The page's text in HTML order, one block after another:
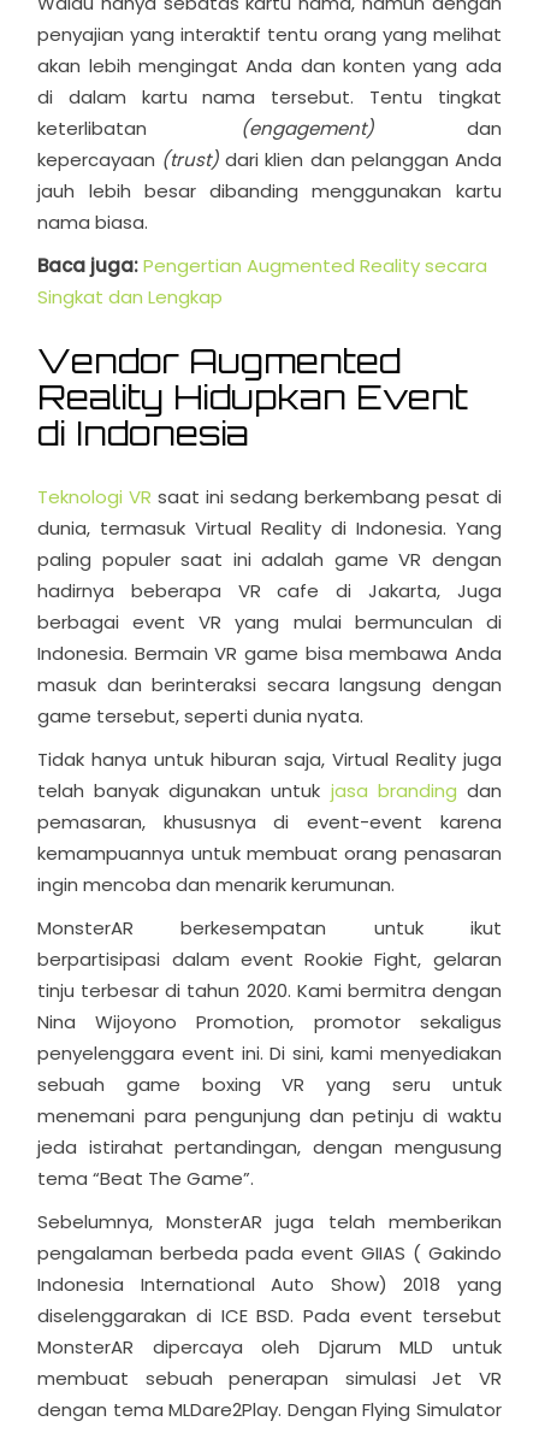
penyajian yang interaktif tentu orang yang melihat
akan lebih mengingat Anda dan konten yang ada
di dalam kartu nama tersebut. Tentu tingkat
keterlibatan
(engagement) dan
kepercayaan (trust)dari klien dan pelanggan Anda
jauh lebih besar dibanding menggunakan kartu
nama biasa.
Baca juga:Pengertian Augmented Reality secara
Singkat dan Lengkap
Vendor Augmented
Reality Hidupkan Event
di Indonesia
Teknologi VR saat ini sedang berkembang pesat di
dunia, termasuk Virtual Reality di Indonesia. Yang
paling populer saat ini adalah game VR dengan
hadirnya beberapa VR cafe di Jakarta, Juga
berbagai event VR yang mulai bermunculan di
Indonesia. Bermain VR game bisa membawa Anda
masuk dan berinteraksi secara langsung dengan
game tersebut, seperti dunia nyata.
Tidak hanya untuk hiburan saja, Virtual Reality juga
telah banyak digunakan untuk jasa branding dan
pemasaran, khususnya di event-event karena
kemampuannya untuk membuat orang penasaran
ingin mencoba dan menarik kerumunan.
MonsterAR berkesempatan untuk ikut
berpartisipasi dalam event Rookie Fight, gelaran
tinju terbesar di tahun 2020. Kami bermitra dengan
Nina Wijoyono Promotion, promotor sekaligus
penyelenggara event ini. Di sini, kami menyediakan
sebuah game boxing VR yang seru untuk
menemani para pengunjung dan petinju di waktu
jeda istirahat pertandingan, dengan mengusung
tema “Beat The Game”.
Sebelumnya, MonsterAR juga telah memberikan
pengalaman berbeda pada event GIIAS ( Gakindo
Indonesia International Auto Show) 2018 yang
diselenggarakan di ICE BSD. Pada event tersebut
MonsterAR dipercaya oleh Djarum MLD untuk
membuat sebuah penerapan simulasi Jet VR
dengan tema MLDare2Play. Dengan Flying Simulator